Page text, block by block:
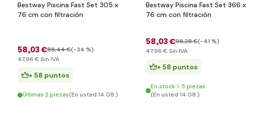
Bestway Piscina Fast Set 305 x
76 cm con filtración
58,03 €88,44 €(-34 %)
47,96 € Sin IVA
+ 58 puntos
Últimas 2 piezas(En usted 14.08.)
Bestway Piscina Fast Set 366 x
76 cm con filtración
58,03 €98,28 €(-41 %)
47,96 € Sin IVA
+ 58 puntos
En stock > 5 piezas
(En usted 14.08.)